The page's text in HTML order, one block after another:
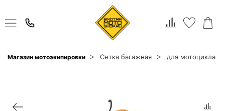
Магазин мотоэкипировки Сетка багажная для мотоцикла